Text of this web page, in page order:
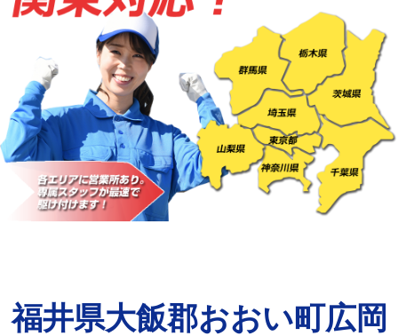
用/3ｍまで)
給水管工事※（塩ビ管（VP・HI）使
用（追加）/3ｍ超え)
+8,800円
給水管工事※（ライニング鋼管・銅
管・ポリ管・HT管使用/3ｍまで)
44,000円
給水管工事※（ライニング鋼管・銅
管・ポリ管・HT管使用/3ｍ超え)
+8,800円
マス交換（土の掘削・埋め戻し作業）
コンクリート斫り（厚さ10㎝まで） 27,500円
福井県大飯郡おおい町広岡